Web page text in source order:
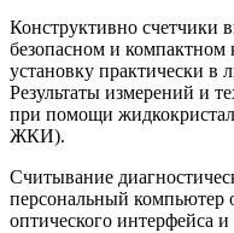
Конструктивно счетчики
безопасном и
установку практически в
Результаты измерений и
при помощи
ЖКИ).
Считывание
персональный компьютер
оптического интерфейса